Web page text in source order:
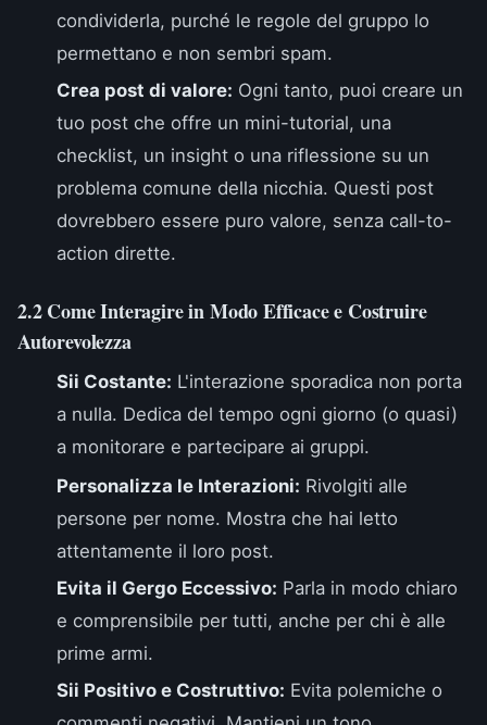
condividerla, purché le regole del gruppo lo
permettano e non sembri spam.
Crea post di valore: Ogni tanto, puoi creare un
tuo post che offre un mini-tutorial, una
checklist, un insight o una riflessione su un
problema comune della nicchia. Questi post
dovrebbero essere puro valore, senza call-to-
action dirette.
2.2 Come Interagire in Modo Efficace e Costruire
Autorevolezza
Sii Costante: L'interazione sporadica non porta
a nulla. Dedica del tempo ogni giorno (o quasi)
a monitorare e partecipare ai gruppi.
Personalizza le Interazioni: Rivolgiti alle
persone per nome. Mostra che hai letto
attentamente il loro post.
Evita il Gergo Eccessivo: Parla in modo chiaro
e comprensibile per tutti, anche per chi è alle
prime armi.
Sii Positivo e Costruttivo: Evita polemiche o